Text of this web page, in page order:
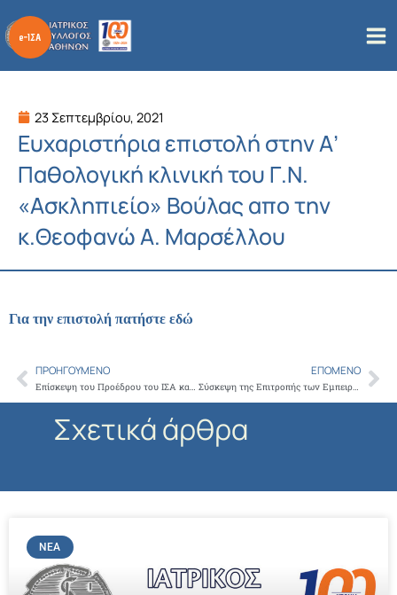
στο
περιεχόμενο
23 Σεπτεμβρίου, 2021
Ευχαριστήρια επιστολή στην Α’
Παθολογική κλινική του Γ.Ν.
«Ασκληπιείο» Βούλας απο την
κ.Θεοφανώ Α. Μαρσέλλου
Για την επιστολή πατήστε εδώ
Prev
ΠΡΟΗΓΟΎΜΕΝΟ
Επίσκεψη του Προέδρου του ΙΣΑ και Περιφερειάρχη Αττικής στο Δήμο Ν. Σμύρνης, με αφορμή τον δωρεάν προληπτικό έλεγχο για ανεύρυσμα κοιλιακής αορτής στο ΚΕΠ Υγείας
ΕΠΌΜΕΝΟ
Σύσκεψη της Επιτροπής των Εμπειρογνωμόνων για τον Κορωνοϊό του ΙΣΑ και της Περιφέρειας Αττικής
Σχετικά άρθρα
ΝΈΑ